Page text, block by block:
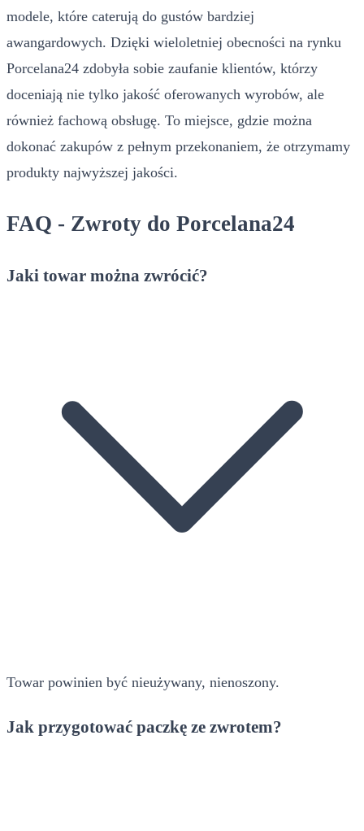
modele, które caterują do gustów bardziej
awangardowych. Dzięki wieloletniej obecności na rynku
Porcelana24 zdobyła sobie zaufanie klientów, którzy
doceniają nie tylko jakość oferowanych wyrobów, ale
również fachową obsługę. To miejsce, gdzie można
dokonać zakupów z pełnym przekonaniem, że otrzymamy
produkty najwyższej jakości.
FAQ - Zwroty do Porcelana24
Jaki towar można zwrócić?
Towar powinien być nieużywany, nienoszony.
Jak przygotować paczkę ze zwrotem?